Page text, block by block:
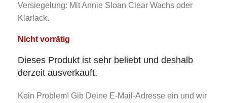
Versiegelung: Mit Annie Sloan Clear Wachs oder
Klarlack.
Nicht vorrätig
Dieses Produkt ist sehr beliebt und deshalb
derzeit ausverkauft.
Kein Problem! Gib Deine E-Mail-Adresse ein und wir